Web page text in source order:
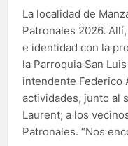
La localidad de
Patronales 2026.
e identidad con la
la Parroquia San
intendente Federico
actividades, junto al
Laurent; a los
Patronales. “Nos